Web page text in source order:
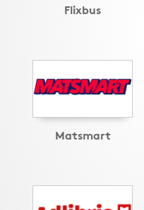
Flixbus
Matsmart